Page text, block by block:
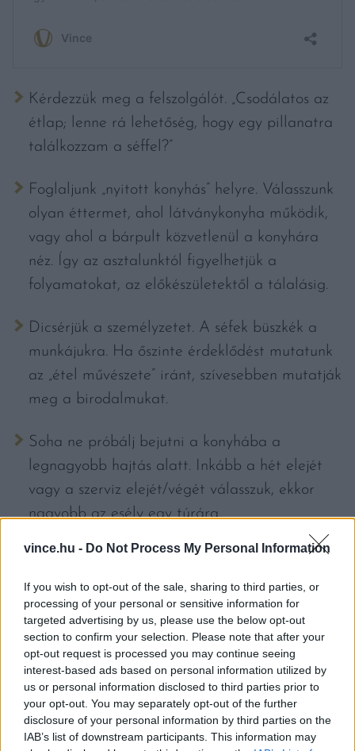
vince.hu - Do Not Process My Personal Information
If you wish to opt-out of the sale, sharing to third parties, or
processing of your personal or sensitive information for
targeted advertising by us, please use the below opt-out
section to confirm your selection. Please note that after your
opt-out request is processed you may continue seeing
interest-based ads based on personal information utilized by
us or personal information disclosed to third parties prior to
your opt-out. You may separately opt-out of the further
disclosure of your personal information by third parties on the
IAB’s list of downstream participants. This information may
Kérdezzük meg a felszolgálót. „Csodálatos az
étlap; lenne rá lehetőség, hogy egy pillanatra
találkozzam a séffel?”
Foglaljunk „nyitott konyhás” helyre. Válasszunk
olyan éttermet, ahol látványkonyha működik,
vagy ahol a bárpult közvetlenül a konyhára
néz. Így az asztalunktól figyelhetjük a
folyamatokat, az előkészületektől a tálalásig.
Dicsérjük a személyzetet. A séfek büszkék a
munkájukra. Ha őszinte érdeklődést mutatunk
az „étel művészete” iránt, szívesebben mutatják
meg a birodalmukat.
Soha ne próbálj bejutni a konyhába a
legnagyobb hajtás alatt. Inkább a hét elejét
vagy a szerviz elejét/végét válasszuk, ekkor
nagyobb az esély egy túrára.
Hivatkozzunk a szakmánkra. Ha ételblogger,
fotós vagy (konyhatervezéssel foglalkozó)
építészek vagyunk, jelezzük a szándékodat. Ha
azt mondjuk fotót készítenénk, az megnyithatja
az ajtókat.
Érdeklődjünk konkrét
alapanyagokról. Kérdezzük meg,
megnézhetjük-e a menün szereplő különleges